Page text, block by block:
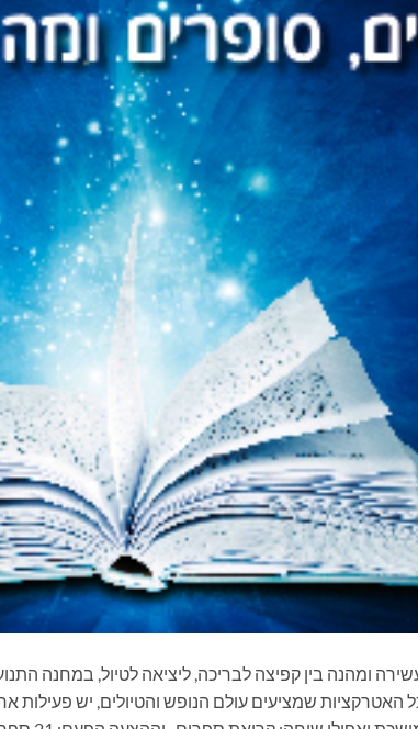
ומהנה בין קפיצה לבריכה, ליציאה לטיול, במחנה
האטרקציות שמציעים עולם הנופש והטיולים, יש